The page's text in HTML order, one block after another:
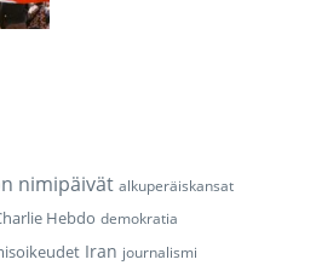
nimipäivät alkuperäiskansat
Hebdo demokratia
Iran journalismi